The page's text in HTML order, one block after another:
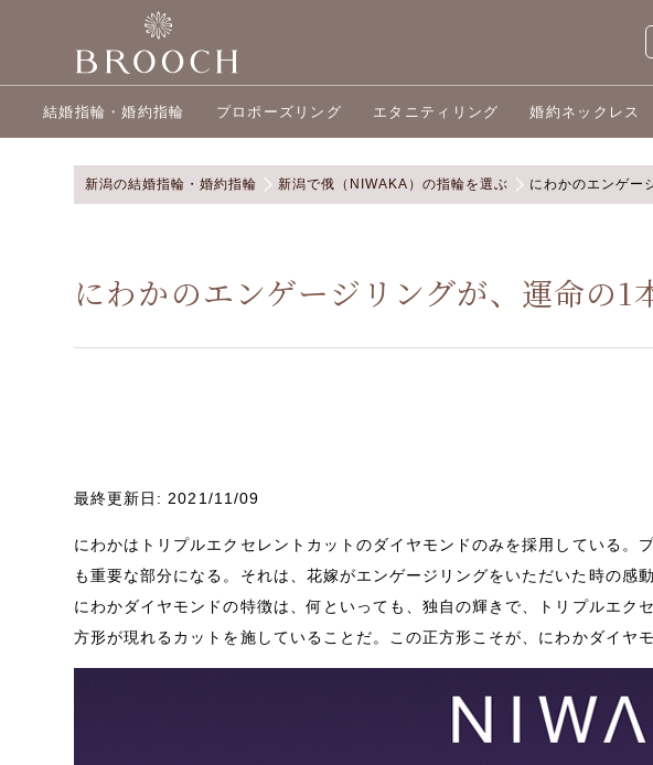
結婚指輪・婚約指輪 プロポーズリング エタニティリング 婚約ネックレス
新潟の結婚指輪・婚約指輪 新潟で俄（NIWAKA）の指輪を選ぶ にわかのエンゲー
にわかのエンゲージリングが、運命の1
最終更新日: 2021/11/09
にわかはトリプルエクセレントカットのダイヤモンドのみを採用している
も重要な部分になる。それは、花嫁がエンゲージリングをいただいた時の感
にわかダイヤモンドの特徴は、何といっても、独自の輝きで、トリプルエ
方形が現れるカットを施していることだ。
この正方形こそが、にわかダイヤ